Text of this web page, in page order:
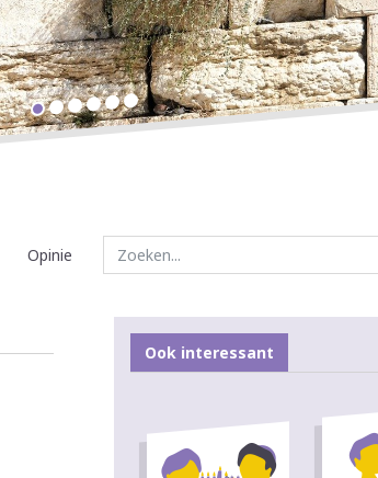
Opinie
Ook interessant